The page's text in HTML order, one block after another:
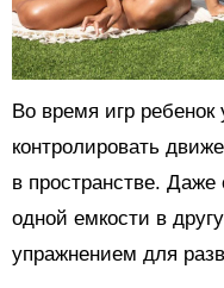
Во время игр ребенок
контролировать
в пространстве.
одной емкости в
упражнением для